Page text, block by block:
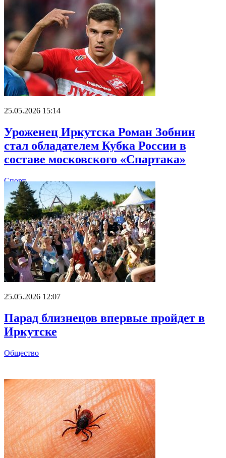
25.05.2026 15:14
Уроженец Иркутска Роман Зобнин
стал обладателем Кубка России в
составе московского «Спартака»
Спорт
25.05.2026 12:07
Парад близнецов впервые пройдет в
Иркутске
Общество